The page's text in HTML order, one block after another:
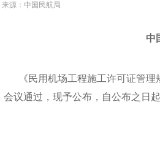
来源：中国民航局
中
《民用机场工程施工许可证管理
会议通过，现予公布，自公布之日起